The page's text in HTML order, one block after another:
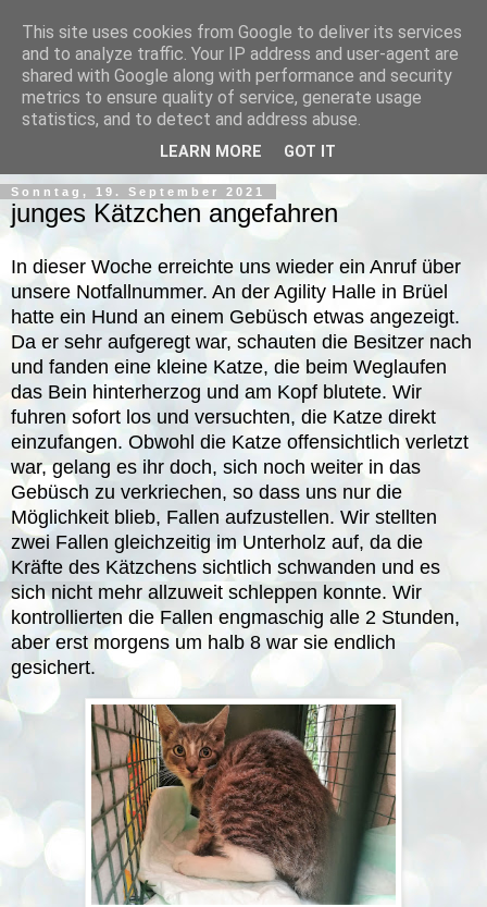
Sonntag, 19. September 2021
junges Kätzchen angefahren
In dieser Woche erreichte uns wieder ein Anruf über
unsere Notfallnummer. An der Agility Halle in Brüel
hatte ein Hund an einem Gebüsch etwas angezeigt.
Da er sehr aufgeregt war, schauten die Besitzer nach
und fanden eine kleine Katze, die beim Weglaufen
das Bein hinterherzog und am Kopf blutete. Wir
fuhren sofort los und versuchten, die Katze direkt
einzufangen. Obwohl die Katze offensichtlich verletzt
war, gelang es ihr doch, sich noch weiter in das
Gebüsch zu verkriechen, so dass uns nur die
Möglichkeit blieb, Fallen aufzustellen. Wir stellten
zwei Fallen gleichzeitig im Unterholz auf, da die
Kräfte des Kätzchens sichtlich schwanden und es
sich nicht mehr allzuweit schleppen konnte. Wir
kontrollierten die Fallen engmaschig alle 2 Stunden,
aber erst morgens um halb 8 war sie endlich
gesichert.
This site uses cookies from Google to deliver its services
and to analyze traffic. Your IP address and user-agent are
shared with Google along with performance and security
metrics to ensure quality of service, generate usage
statistics, and to detect and address abuse.
LEARN MORE GOT IT